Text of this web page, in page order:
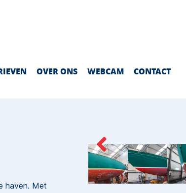
OVER ONS WEBCAM CONTACT
haven. Met